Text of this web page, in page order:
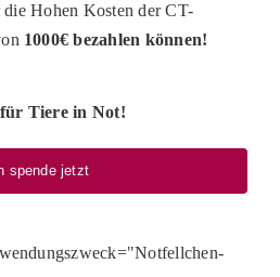
Hohen Kosten der CT-
1000€ bezahlen können!
Tiere in Not!
spende jetzt